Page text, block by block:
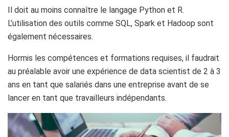
Il doit au moins connaître le langage Python et R.
L’utilisation des outils comme SQL, Spark et Hadoop sont
également nécessaires.
Hormis les compétences et formations requises, il faudrait
au préalable avoir une expérience de data scientist de 2 à 3
ans en tant que salariés dans une entreprise avant de se
lancer en tant que travailleurs indépendants.